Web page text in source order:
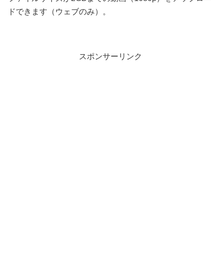
ドできます（ウェブのみ）。
スポンサーリンク